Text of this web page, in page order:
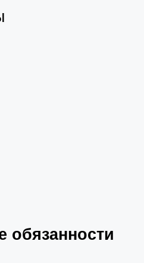
обязанности